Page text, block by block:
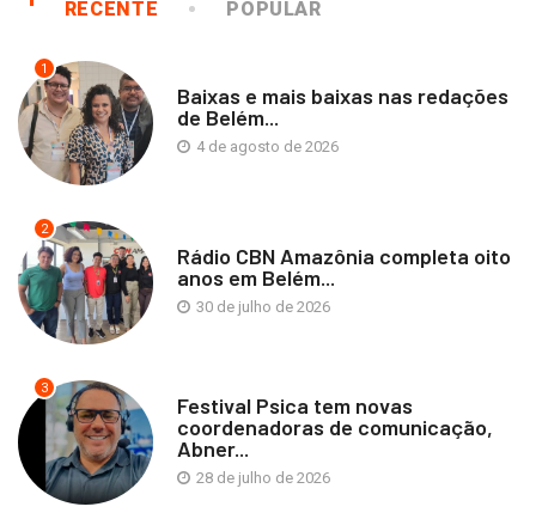
RECENTE POPULAR
1
Baixas e mais baixas nas redações
de Belém...
4 de agosto de 2026
2
Rádio CBN Amazônia completa oito
anos em Belém...
30 de julho de 2026
3
Festival Psica tem novas
coordenadoras de comunicação,
Abner...
28 de julho de 2026